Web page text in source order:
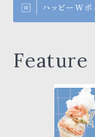
Feature